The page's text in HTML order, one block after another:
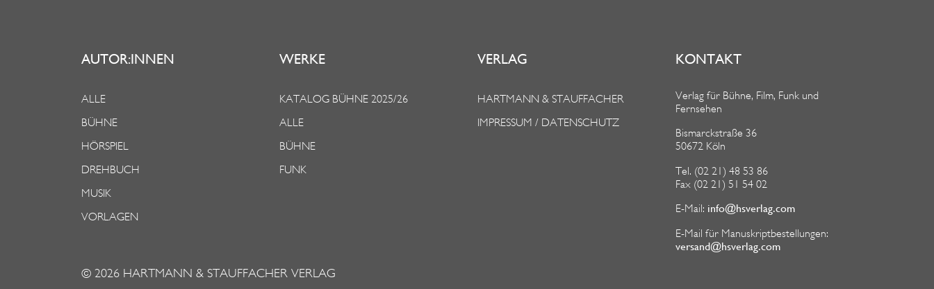
AUTOR:INNEN
ALLE
BÜHNE
HÖRSPIEL
DREHBUCH
MUSIK
VORLAGEN
WERKE
KATALOG BÜHNE 2025/26
ALLE
BÜHNE
FUNK
VERLAG
HARTMANN & STAUFFACHER
IMPRESSUM / DATENSCHUTZ
KONTAKT
Verlag für Bühne, Film, Funk und
Fernsehen
Bismarckstraße 36
50672 Köln
Tel. (02 21) 48 53 86
Fax (02 21) 51 54 02
E-Mail: info@hsverlag.com
E-Mail für Manuskriptbestellungen:
versand@hsverlag.com
© 2026 HARTMANN & STAUFFACHER VERLAG